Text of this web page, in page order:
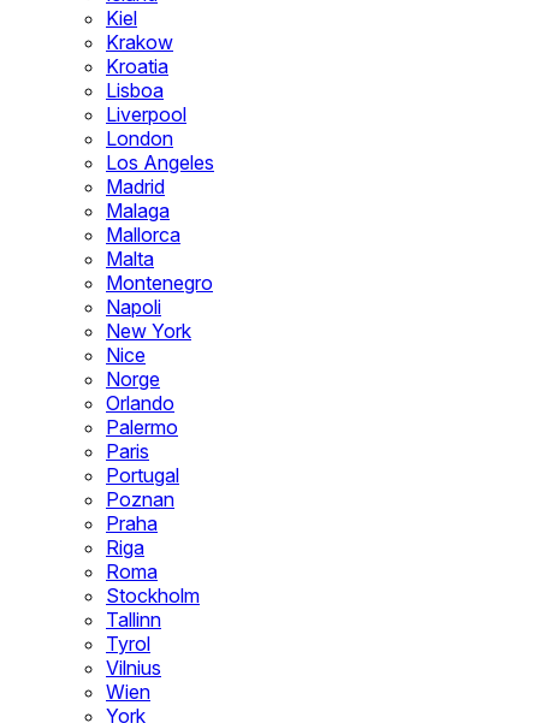
Kiel
Krakow
Kroatia
Lisboa
Liverpool
London
Los Angeles
Madrid
Malaga
Mallorca
Malta
Montenegro
Napoli
New York
Nice
Norge
Orlando
Palermo
Paris
Portugal
Poznan
Praha
Riga
Roma
Stockholm
Tallinn
Tyrol
Vilnius
Wien
York